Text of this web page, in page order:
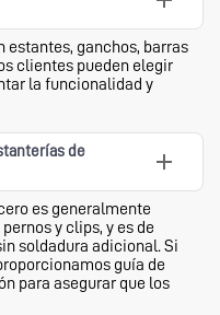
estantes, ganchos, barras
clientes pueden elegir
la funcionalidad y
de
es generalmente
y clips, y es de
soldadura adicional. Si
guía de
para asegurar que los